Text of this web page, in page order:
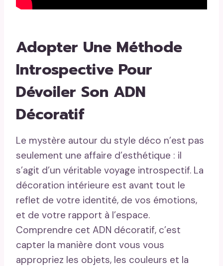
Adopter Une Méthode
Introspective Pour
Dévoiler Son ADN
Décoratif
Le mystère autour du style déco n’est pas
seulement une affaire d’esthétique : il
s’agit d’un véritable voyage introspectif. La
décoration intérieure est avant tout le
reflet de votre identité, de vos émotions,
et de votre rapport à l’espace.
Comprendre cet ADN décoratif, c’est
capter la manière dont vous vous
appropriez les objets, les couleurs et la